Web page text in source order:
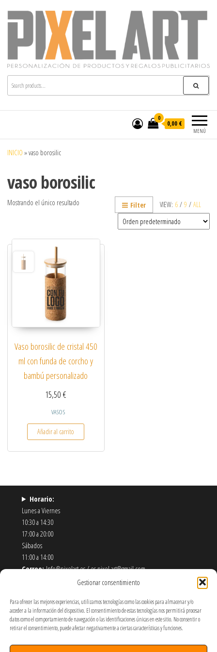
Gestionar consentimiento
Para ofrecer las mejores experiencias, utilizamos tecnologías como las cookies para almacenar y/o
acceder a la información del dispositivo. El consentimiento de estas tecnologías nos permitirá procesar
datos como el comportamiento de navegación o las identificaciones únicas en este sitio. No consentir o
retirar el consentimiento, puede afectar negativamente a ciertas características y funciones.
Pixelart
Especialistas en textil publicitario y regalos
personalizados en móstoles
MENÚ
0
0,00 €
INICIO »vaso borosilic
vaso borosilic
VIEW: 6 / 9 / ALL
Filter
Mostrando el único resultado
Vaso borosilic de cristal 450
ml con funda de corcho y
bambú personalizado
15,50€
VASOS
Añadir al carrito
Horario:
Lunes a Viernes
10:30 a 14:30
17:00 a 20:00
Sábados
11:00 a 14:00
Correo:Info@pixelart.es / es.pixel.art@gmail.com
910 56 55 72
Móstoles-Madrid
Política de Envíos y Devoluciones